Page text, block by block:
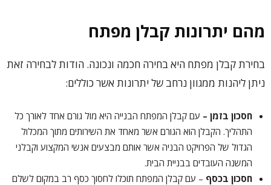
מהם יתרונות קבלן מפתח
בחירת קבלן מפתח היא בחירה חכמה ונכונה. הודות לבחירה זאת
ניתן ליהנות ממגוון נרחב של יתרונות אשר כוללים:
חסכון בזמן – עם קבלן המפתח הבנייה היא מול גורם אחד לאורך כל
התהליך. הקבלן הוא הגורם אשר מאחד את השירותים מתוך המכלול
הגדול של הפרויקט הבניה אשר אותם מבצעים אנשי המקצוע וקבלני
המשנה העובדים בבניית הבית.
חסכון בכסף – עם קבלן המפתח תוכלו לחסוך כסף רב במקום לשלם